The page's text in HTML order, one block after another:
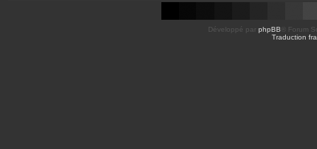
Développé par phpBB ® Forum
Traduction